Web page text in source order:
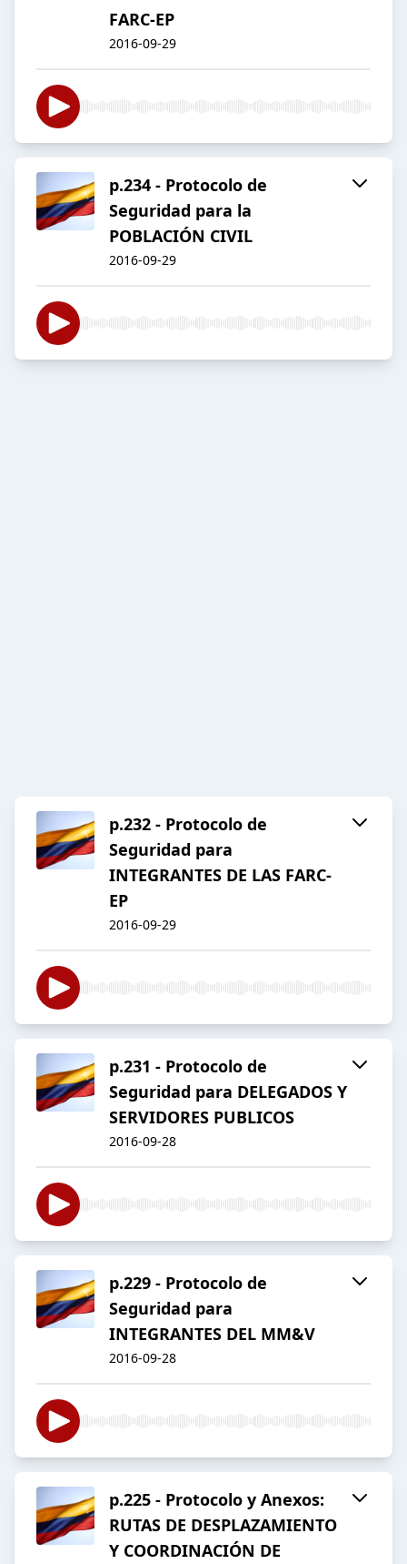
FARC-EP
2016-09-29
p.234 - Protocolo de
Seguridad para la
POBLACIÓN CIVIL
2016-09-29
p.232 - Protocolo de
Seguridad para
INTEGRANTES DE LAS FARC-
EP
2016-09-29
p.231 - Protocolo de
Seguridad para DELEGADOS Y
SERVIDORES PUBLICOS
2016-09-28
p.229 - Protocolo de
Seguridad para
INTEGRANTES DEL MM&V
2016-09-28
p.225 - Protocolo y Anexos:
RUTAS DE DESPLAZAMIENTO
Y COORDINACIÓN DE